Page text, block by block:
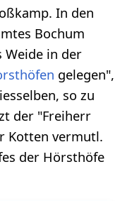
In den
Bochum
Weide in der
gelegen",
so zu
der "Freiherr
Kotten vermutl.
der Hörsthöfe